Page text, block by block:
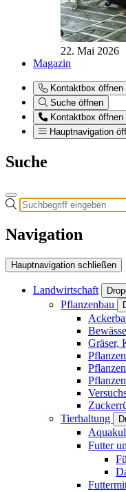
22. Mai 2026
Magazin
Kontaktbox öffnen
Suche öffnen
Kontaktbox öffnen
Hauptnavigation
Suche
Navigation
Hauptnavigation schließen
Landwirtschaft
Pflanzenbau
Gräser,
Tierhaltung
Futter